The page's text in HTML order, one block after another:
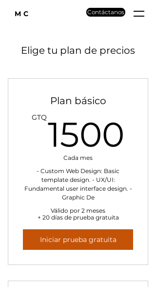
MC Contáctanos
Elige tu plan de precios
Plan básico
GTQ1500
Cada mes
- Custom Web Design: Basic
template design. - UX/UI:
Fundamental user interface design. -
Graphic De
Válido por 2 meses
+ 20 días de prueba gratuita
Iniciar prueba gratuita